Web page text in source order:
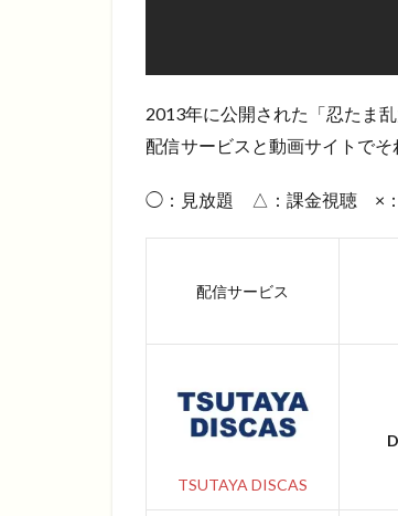
2013年に公開された「忍たま
配信サービスと動画サイトで
◯：見放題 △：課金視聴 ×
配信サービス
TSUTAYA DISCAS